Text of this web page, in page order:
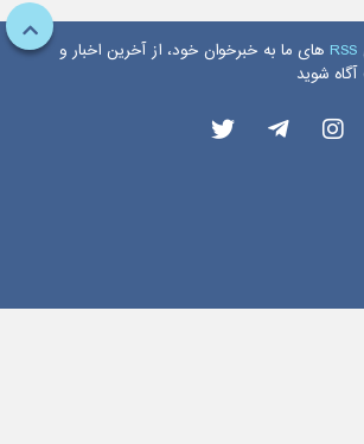
RSS های ما به خبرخوان خود، از آخرین اخبار و
شوید